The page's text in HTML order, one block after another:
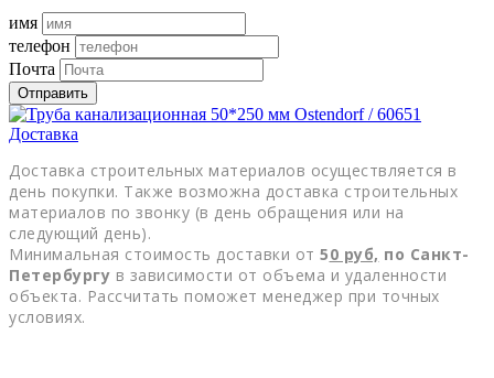
имя
телефон
Почта
Отправить
Доставка
Доставка строительных материалов осуществляется в
день покупки. Также возможна доставка строительных
материалов по звонку (в день обращения или на
следующий день).
Минимальная стоимость доставки от 50 руб, по Санкт-
Петербургу в зависимости от объема и удаленности
объекта. Рассчитать поможет менеджер при точных
условиях.